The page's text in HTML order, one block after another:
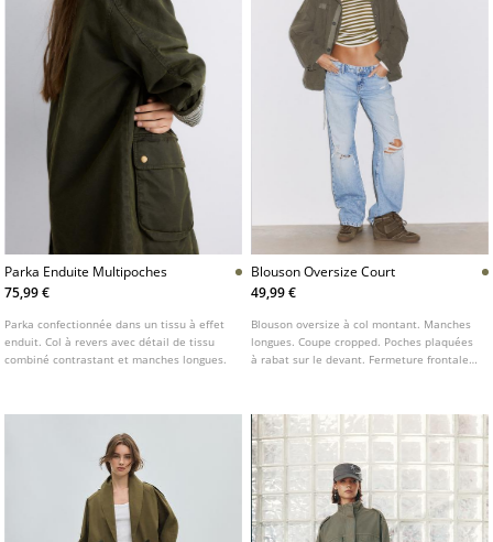
Parka Enduite Multipoches
75,99 €
Parka confectionnée dans un tissu à effet
enduit. Col à revers avec détail de tissu
combiné contrastant et manches longues.
Blouson Oversize Court
49,99 €
Blouson oversize à col montant. Manches
longues. Coupe cropped. Poches plaquées
à rabat sur le devant. Fermeture frontale